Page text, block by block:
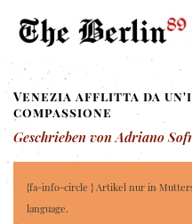
Venezia afflitta da
compassione
Geschrieben von Adriano
{fa-info-circle } Artikel nur in
language.